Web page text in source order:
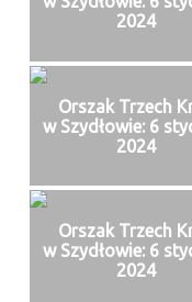
2024
Orszak Trzech
w Szydłowie: 6
2024
Orszak Trzech
w Szydłowie: 6
2024